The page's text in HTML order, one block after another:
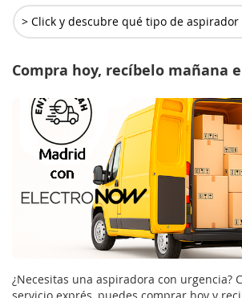
> Click y descubre qué tipo de aspirador
Compra hoy, recíbelo mañana
¿Necesitas una aspiradora con urgencia?